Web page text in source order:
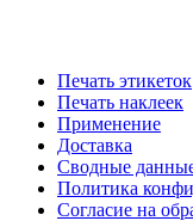
Печать этикеток
Печать наклеек
Применение
Доставка
Сводные
Политика
Согласие на